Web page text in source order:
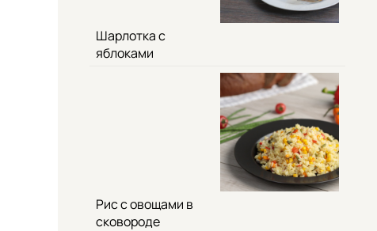
Шарлотка с
яблоками
Рис с овощами в
сковороде